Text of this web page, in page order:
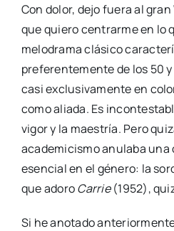
Con dolor, dejo fuera al
que quiero centrarme en lo
melodrama clásico
preferentemente de los 50
casi exclusivamente en
como aliada. Es
vigor y la maestría. Pero
academicismo anulaba
esencial en el género: la
que adoroCarrie(1952),
Si he anotado